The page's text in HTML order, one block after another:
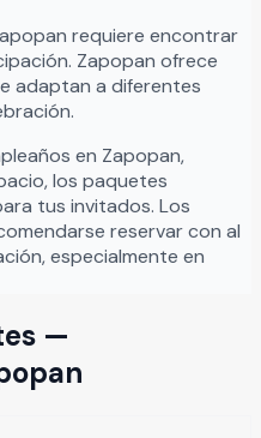
requiere encontrar
Zapopan ofrece
adaptan a diferentes
en Zapopan,
los paquetes
tus invitados. Los
reservar con al
especialmente en
—